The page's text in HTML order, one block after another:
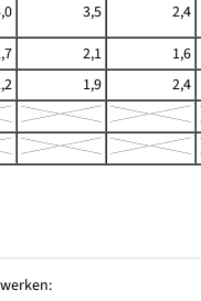
3,5 2,4
2,1 1,6
1,9 2,4